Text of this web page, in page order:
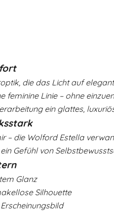
die das Licht auf
Linie – ohne
ein glattes,
– die Wolford Estella
Gefühl von
Glanz
Silhouette